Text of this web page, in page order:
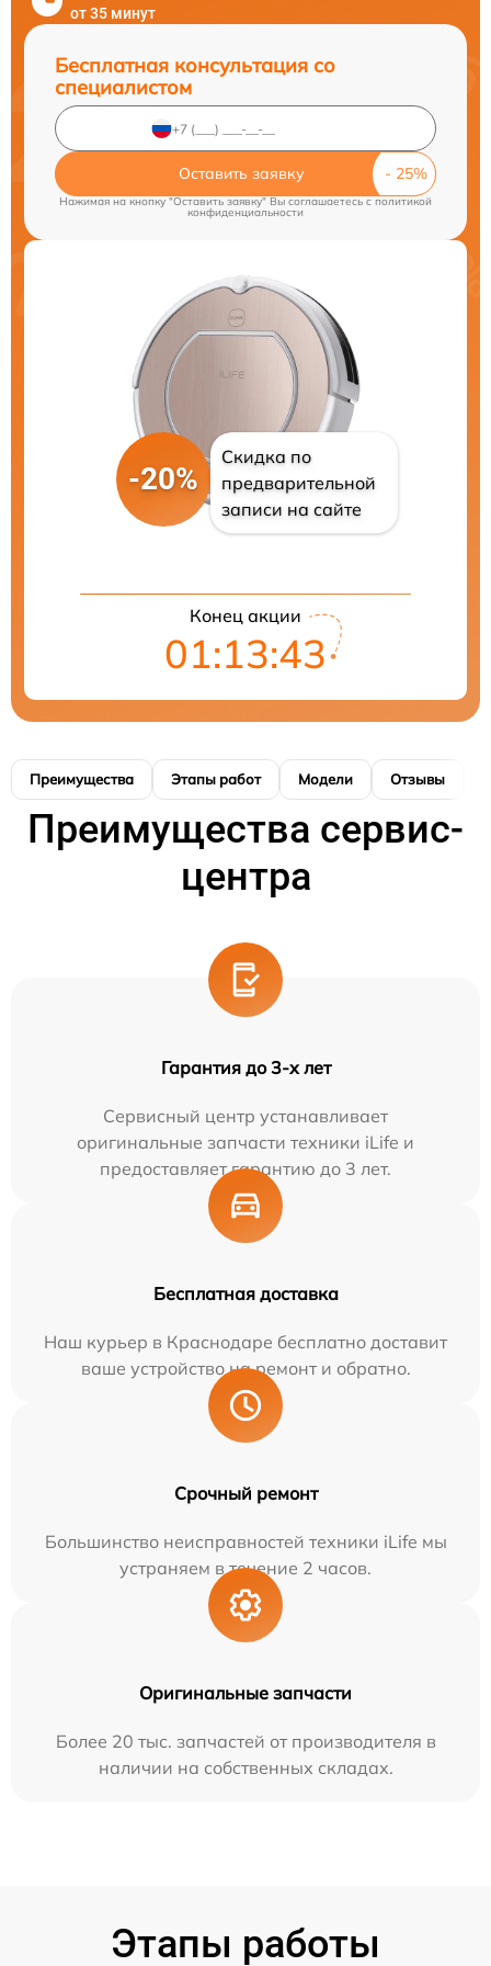
от 35 минут
Бесплатная консультация со
специалистом
Оставить заявку
Нажимая на кнопку "Оставить заявку" Вы соглашаетесь c политикой
конфиденциальности
-20%
Скидка по
предварительной
записи на сайте
Конец акции
01:13:43
Преимущества Этапы работ Модели Отзывы
Преимущества сервис-
центра
Гарантия до 3-х лет
Сервисный центр устанавливает
оригинальные запчасти техники iLife и
предоставляет гарантию до 3 лет.
Бесплатная доставка
Наш курьер в Краснодаре бесплатно доставит
ваше устройство на ремонт и обратно.
Срочный ремонт
Большинство неисправностей техники iLife мы
устраняем в течение 2 часов.
Оригинальные запчасти
Более 20 тыс. запчастей от производителя в
наличии на собственных складах.
Этапы работы